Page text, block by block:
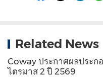
Related News
Coway ประกาศผลประก
ไตรมาส 2 ปี 2569